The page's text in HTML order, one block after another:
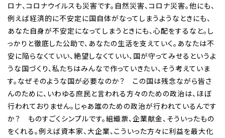
ロナ、コロナウイルスも災害です。自然災害、コロナ災害。他にも、
例えば経済的に不安定に国自体がなってしまうようなときにも、
あなた自身が不安定になってしまうときにも、心配をするなと。し
っかりと徹底した公助で、あなたの生活を支えていく。あなたは不
安に陥らなくていい、絶望しなくていい、国が守ってみせるというよ
うな国づくり、私たちはみんなで作っていきたい、そう考えていま
す。なぜそのような国が必要なのか？ この国は残念ながら皆さ
んのために、いわゆる庶民と言われる方々のための政治は、ほぼ
行われておりません。じゃあ誰のための政治が行われているんです
か？ ものすごくシンプルです。組織票、企業献金、そういったもの
をくれる。例えば資本家、大企業、こういった方々に利益を最大化